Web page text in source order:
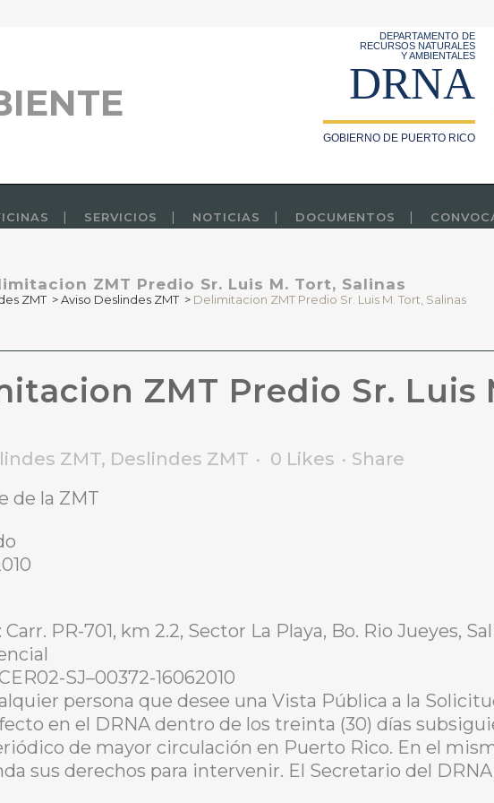
DEPARTAMENTO DE
RECURSOS NATURALES
Y AMBIENTALES
DRNA
GOBIERNO DE PUERTO RICO
SERVICIOS NOTICIAS DOCUMENTOS
ZMT Predio Sr. Luis M. Tort, Salinas
ZMT >Aviso Deslindes ZMT > Delimitacion ZMT Predio Sr. Luis M. Tort, Salinas
ZMT Predio Sr. Luis
ZMT, Deslindes ZMT 0 Likes
Share
de la ZMT
PR-701, km 2.2, Sector La Playa, Bo. Rio Jueyes,
SJ–00372-16062010
persona que desee una Vista Pública a la
en el DRNA dentro de los treinta (30) días
de mayor circulación en Puerto Rico. En el
sus derechos para intervenir. El Secretario del